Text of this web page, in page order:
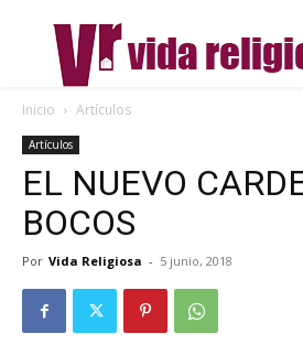
Inicio Artículos
Artículos
EL NUEVO
BOCOS
Por Vida Religiosa - 5 junio, 2018